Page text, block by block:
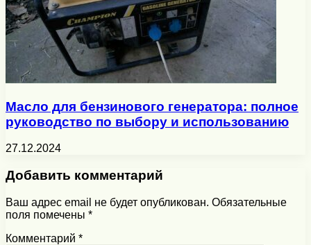
Масло для бензинового генератора: полное
руководство по выбору и использованию
27.12.2024
Добавить комментарий
Ваш адрес email не будет опубликован. Обязательные
поля помечены *
Комментарий *